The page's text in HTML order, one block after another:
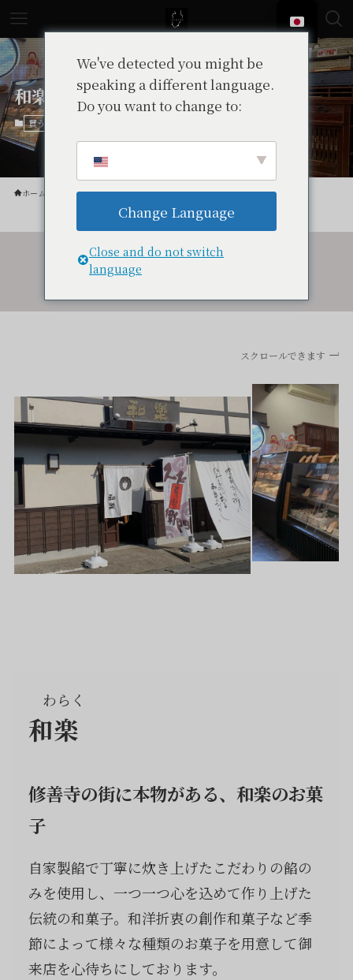
和楽
買う
ホーム
令和7年度伴走型小規模事業者支援推進事業
スクロールできます
わらく
和楽
修善寺の街に本物がある、和楽のお菓
子
自家製餡で丁寧に炊き上げたこだわりの餡の
みを使用し、一つ一つ心を込めて作り上げた
伝統の和菓子。和洋折衷の創作和菓子など季
節によって様々な種類のお菓子を用意して御
来店を心待ちにしております。
We've detected you might be
speaking a different language.
Do you want to change to:
Change Language
Close and do not switch
language